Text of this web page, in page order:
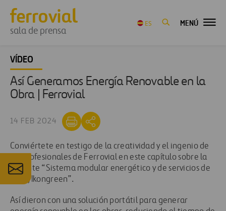
sala de prensa
ES MENÚ
VÍDEO
Así Generamos Energía Renovable en la
Obra | Ferrovial
14 FEB 2024
Conviértete en testigo de la creatividad y el ingenio de
los profesionales de Ferrovial en este capítulo sobre la
patente “Sistema modular energético y de servicios de
obra, Ikongreen”.
Así dieron con una solución portátil para generar